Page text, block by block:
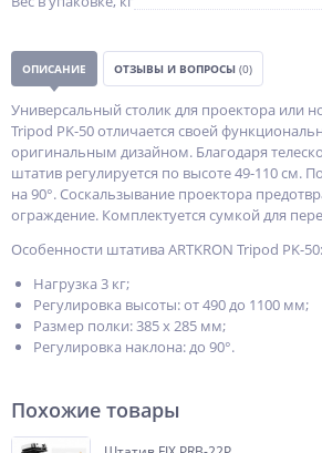
ОПИСАНИЕ ОТЗЫВЫ И ВОПРОСЫ (0)
Универсальный столик для проектора или
Tripod PK-50 отличается своей
оригинальным дизайном. Благодаря
штатив регулируется по высоте 49-110 см.
на 90°. Соскальзывание проектора
ограждение. Комплектуется сумкой для
Особенности штатива ARTKRON Tripod PK-50:
Нагрузка 3 кг;
Регулировка высоты: от 490 до 1100 мм;
Размер полки: 385 х 285 мм;
Регулировка наклона: до 90°.
Похожие товары